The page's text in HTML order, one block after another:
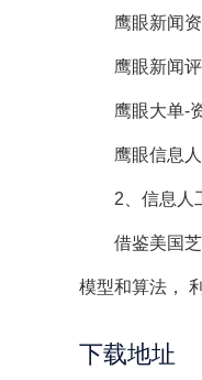
鹰眼新闻资
鹰眼新闻评
鹰眼大单-资
鹰眼信息人
2、信息人工
借鉴美国芝
模型和算法，
下载地址